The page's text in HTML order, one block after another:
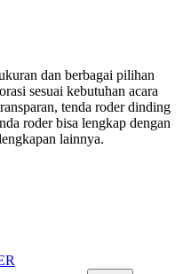
dan berbagai pilihan
sesuai kebutuhan acara
tenda roder dinding
roder bisa lengkap dengan
lainnya.